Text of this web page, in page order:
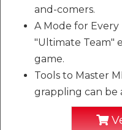
and-comers.
A Mode for
"Ultimate Team"
game.
Tools to Master
grappling can be